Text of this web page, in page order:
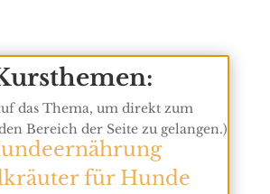
das Thema, um direkt zum
Bereich der Seite zu gelangen.)
für Hunde